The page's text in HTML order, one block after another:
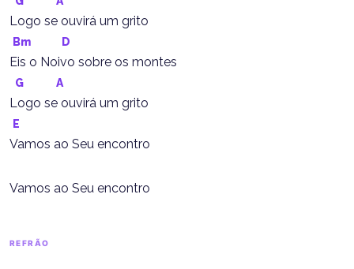
Logo se ouvirá um grito
Bm D
Eis o Noivo sobre os montes
G A
Logo se ouvirá um grito
E
Vamos ao Seu encontro
Vamos ao Seu encontro
REFRÃO